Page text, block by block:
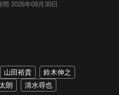
間 2026年09月30日
山田裕貴
鈴木伸之
朗 清水尋也